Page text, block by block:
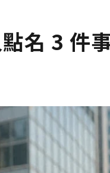
名 3 件